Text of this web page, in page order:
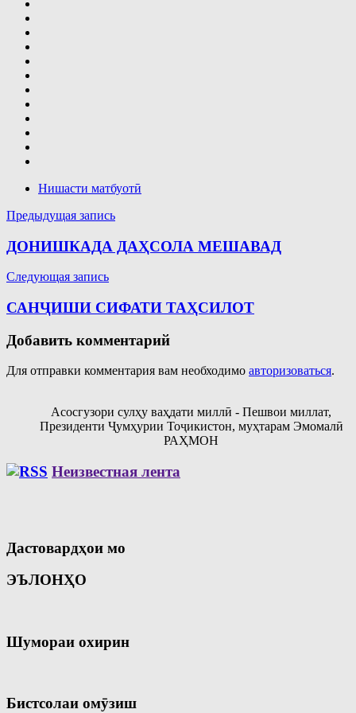
Нишасти матбуотӣ
Навигация
по
записям
Предыдущая запись
ДОНИШКАДА ДАҲСОЛА МЕШАВАД
Следующая запись
САНҶИШИ СИФАТИ ТАҲСИЛОТ
Добавить комментарий
Для отправки комментария вам необходимо авторизоваться.
Асосгузори сулҳу ваҳдати миллӣ - Пешвои миллат,
Президенти Ҷумҳурии Тоҷикистон, муҳтарам Эмомалӣ
РАҲМОН
Неизвестная лента
Дастовардҳои мо
ЭЪЛОНҲО
Шумораи охирин
Бистсолаи омӯзиш